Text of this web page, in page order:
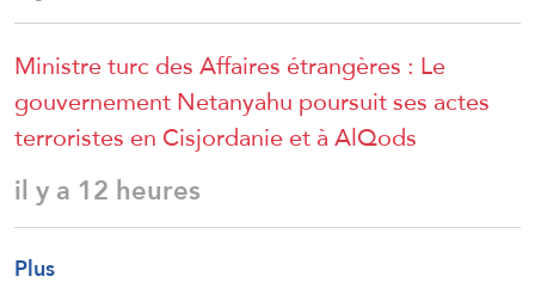
Ministre turc des Affaires étrangères : Le
gouvernement Netanyahu poursuit ses actes
terroristes en Cisjordanie et à AlQods
il y a 12 heures
Plus